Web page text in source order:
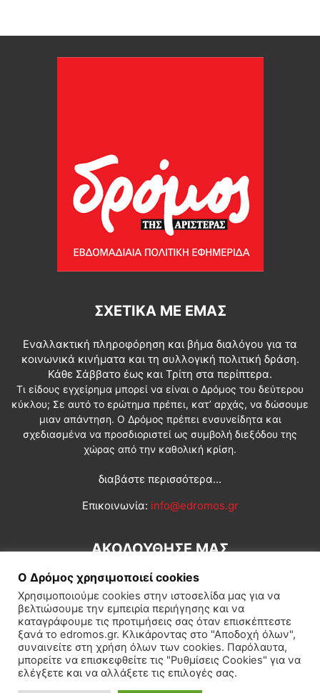
ΣΧΕΤΙΚΆ ΜΕ ΕΜΆΣ
Εναλλακτική πληροφόρηση και βήμα διαλόγου για τα
κοινωνικά κινήματα και τη συλλογική πολιτική δράση.
Κάθε Σάββατο έως και Τρίτη στα περίπτερα.
Τι είδους εγχείρημα μπορεί να είναι ο Δρόμος του δεύτερου
κύκλου; Σε αυτό το ερώτημα πρέπει, κατ’ αρχάς, να δώσουμε
μιαν απάντηση. Ο Δρόμος πρέπει ενσυνείδητα και
σχεδιασμένα να προσδιοριστεί ως συμβολή διεξόδου της
χώρας από την καθολική κρίση.
διαβάστε περισσότερα...
Επικοινωνία: info@edromos.gr
ΑΚΟΛΟΥΘΗΣΕ ΜΑΣ
Εγγραφή συνδρομητή Πολιτική Διεθνή Κοινωνία
Πολιτισμός Αφιερώματα
Ο Δρόμος χρησιμοποιεί cookies
Χρησιμοποιούμε cookies στην ιστοσελίδα μας για να
βελτιώσουμε την εμπειρία περιήγησης και να
καταγράφουμε τις προτιμήσεις σας όταν επισκέπτεστε
ξανά το edromos.gr. Κλικάροντας στο "Αποδοχή όλων",
συναινείτε στη χρήση όλων των cookies. Παρόλαυτα,
μπορείτε να επισκεφθείτε τις "Ρυθμίσεις Cookies" για να
ελέγξετε και να αλλάξετε τις επιλογές σας.